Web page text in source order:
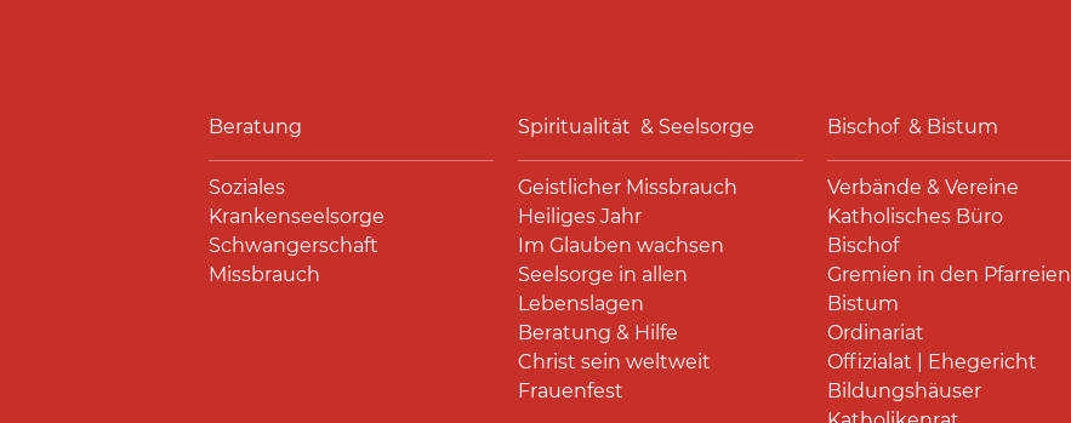
Beratung
Soziales
Krankenseelsorge
Schwangerschaft
Missbrauch
Spiritualität & Seelsorge
Geistlicher Missbrauch
Heiliges Jahr
Im Glauben wachsen
Seelsorge in allen
Lebenslagen
Beratung & Hilfe
Christ sein weltweit
Frauenfest
Bischof & Bistum
Verbände & Vereine
Katholisches Büro
Bischof
Gremien in den Pfarreien
Bistum
Ordinariat
Offizialat | Ehegericht
Bildungshäuser